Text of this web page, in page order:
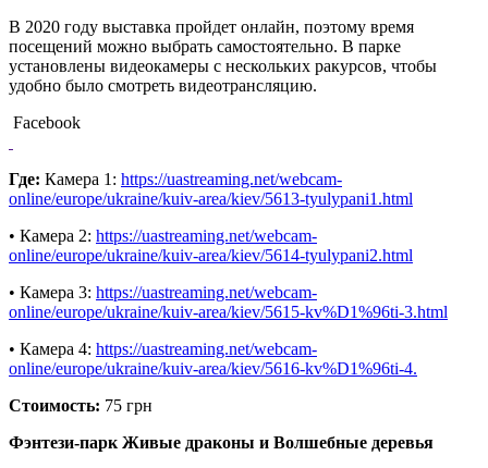
В 2020 году выставка пройдет онлайн, поэтому время
посещений можно выбрать самостоятельно. В парке
установлены видеокамеры с нескольких ракурсов, чтобы
удобно было смотреть видеотрансляцию.
Facebook
Где: Камера 1: https://uastreaming.net/webcam-
online/europe/ukraine/kuiv-area/kiev/5613-tyulypani1.html
• Камера 2: https://uastreaming.net/webcam-
online/europe/ukraine/kuiv-area/kiev/5614-tyulypani2.html
• Камера 3: https://uastreaming.net/webcam-
online/europe/ukraine/kuiv-area/kiev/5615-kv%D1%96ti-3.html
• Камера 4: https://uastreaming.net/webcam-
online/europe/ukraine/kuiv-area/kiev/5616-kv%D1%96ti-4.
Стоимость: 75 грн
Фэнтези-парк Живые драконы и Волшебные деревья